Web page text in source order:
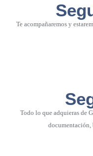
Te acompañaremos y
Todo lo que adquieras de
documentación,